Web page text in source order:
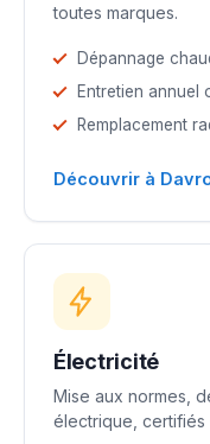
toutes marques.
Dépannage
Entretien annuel
Remplacement
Découvrir à
Électricité
Mise aux normes,
électrique, certifiés